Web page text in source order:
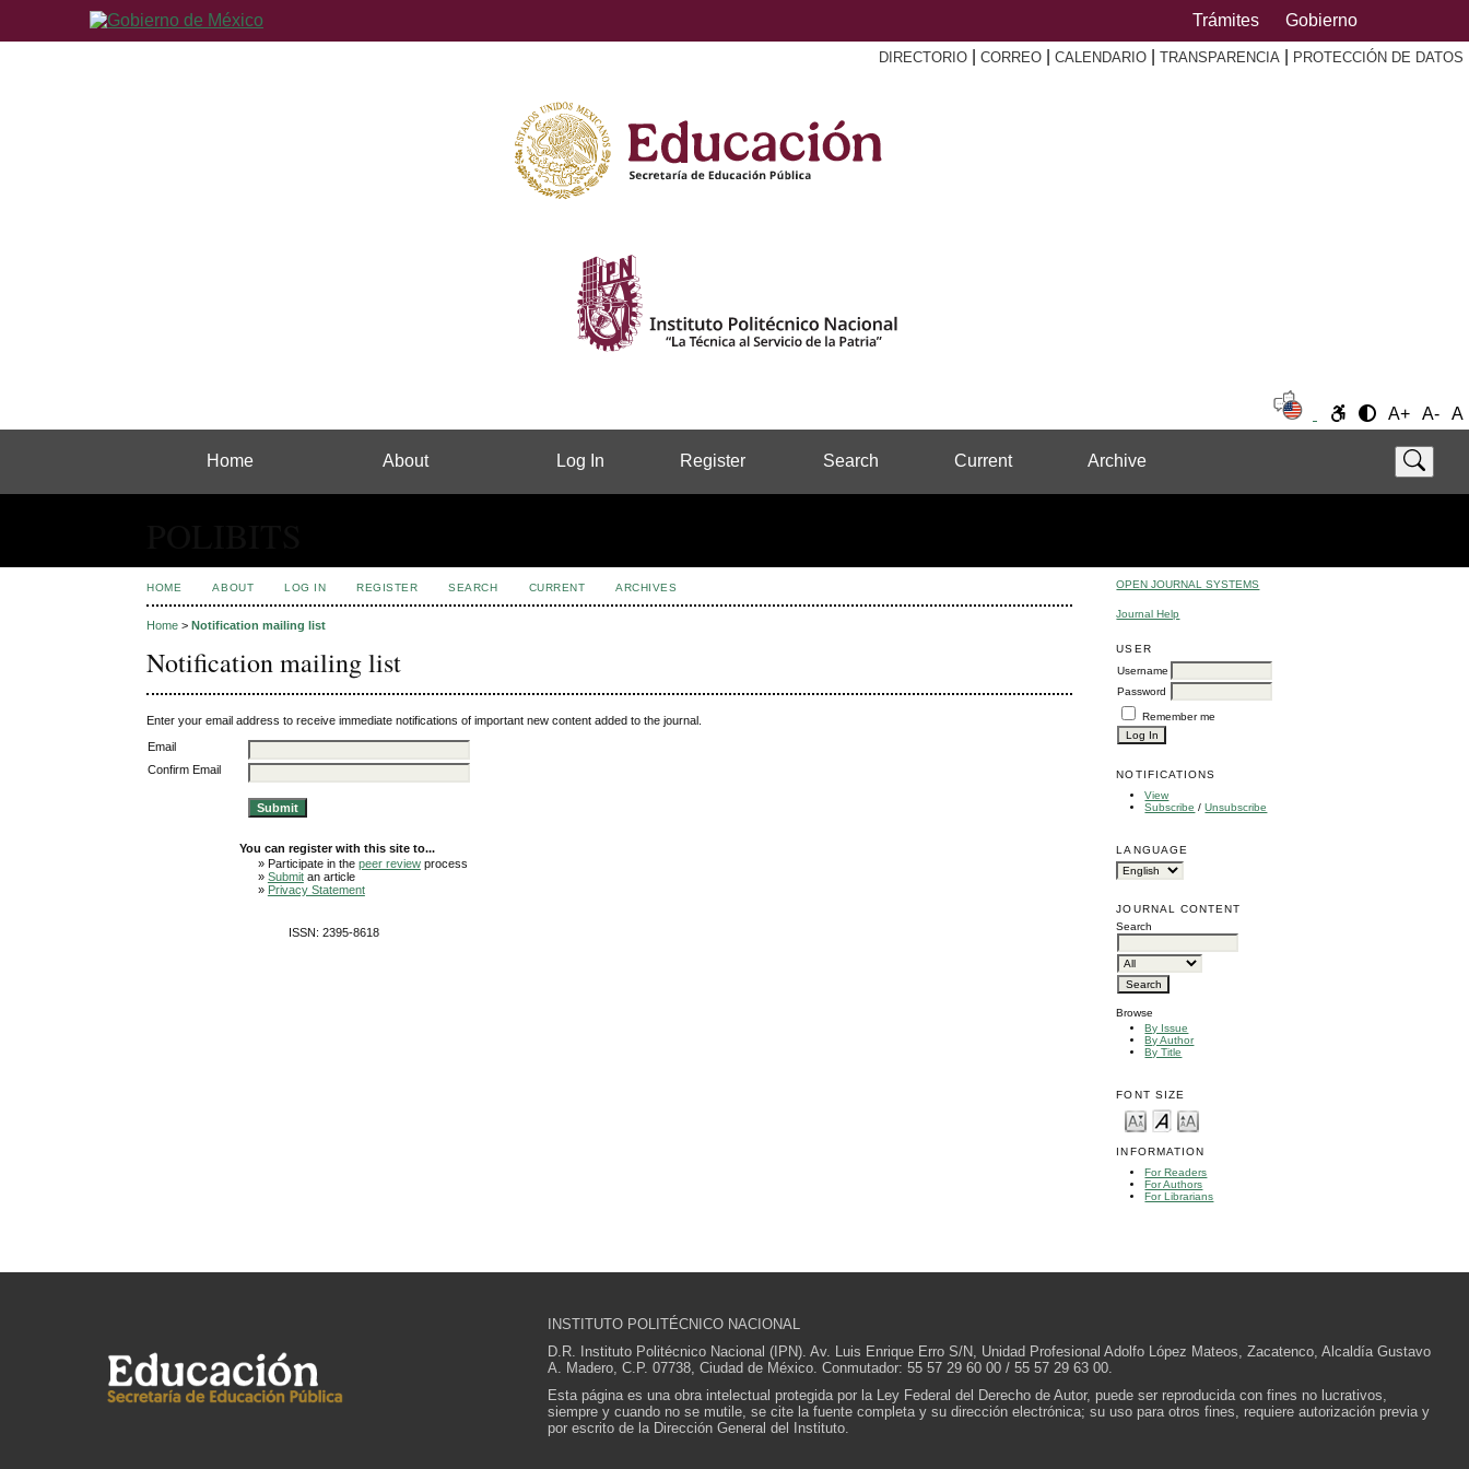
Trámites Gobierno
DIRECTORIO CORREO CALENDARIO TRANSPARENCIA PROTECCIÓN DE DATOS
A+ A- A
Home About Log In Register Search Current Archive
OPEN JOURNAL SYSTEMS
Journal Help
USER
Username
Password
Remember me
NOTIFICATIONS
View
Subscribe /Unsubscribe
LANGUAGE
JOURNAL CONTENT
Search
Browse
By Issue
By Author
By Title
FONT SIZE
INFORMATION
For Readers
For Authors
For Librarians
HOME ABOUT LOG IN REGISTER SEARCH CURRENT ARCHIVES
Home >Notification mailing list
Notification mailing list
Enter your email address to receive immediate notifications of important new content added to the journal.
Email
Confirm Email
You can register with this site to...
» Participate in the peer reviewprocess
» Submitan article
» Privacy Statement
ISSN: 2395-8618
INSTITUTO POLITÉCNICO NACIONAL
D.R. Instituto Politécnico Nacional (IPN). Av. Luis Enrique Erro S/N, Unidad Profesional Adolfo López Mateos, Zacatenco, Alcaldía Gustavo
A. Madero, C.P. 07738, Ciudad de México. Conmutador: 55 57 29 60 00 / 55 57 29 63 00.
Esta página es una obra intelectual protegida por la Ley Federal del Derecho de Autor, puede ser reproducida con fines no lucrativos,
siempre y cuando no se mutile, se cite la fuente completa y su dirección electrónica; su uso para otros fines, requiere autorización previa y
por escrito de la Dirección General del Instituto.